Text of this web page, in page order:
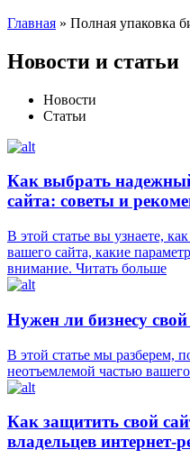
Главная » Полная упаковка
Новости и статьи
Новости
Статьи
Как выбрать
сайта: советы и
В этой статье вы узнаете,
вашего сайта, какие
внимание. Читать больше
Нужен ли бизнесу свой
В этой статье мы разберем,
неотъемлемой частью
Как защитить свой
владельцев интернет-